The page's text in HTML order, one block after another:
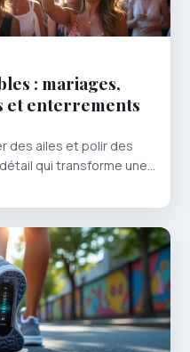
: mariages,
et enterrements
des ailes et polir des
qui transforme une…